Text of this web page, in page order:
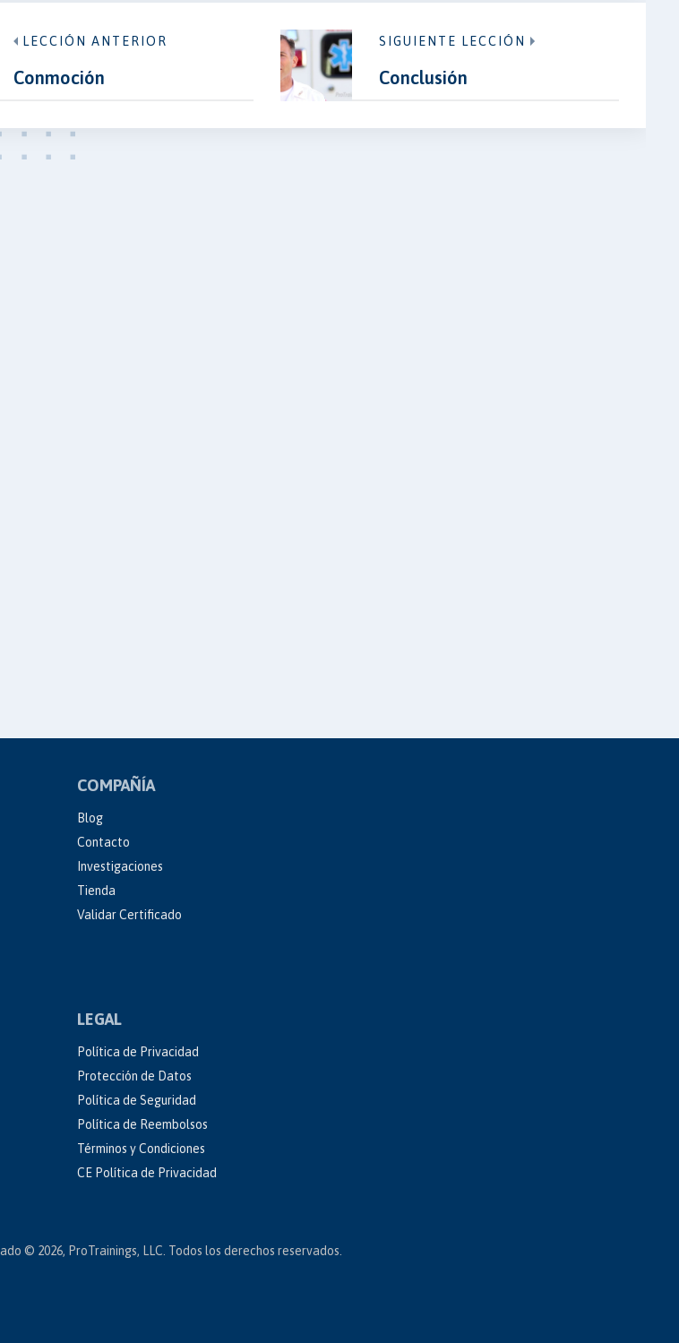
LECCIÓN ANTERIOR
Conmoción
SIGUIENTE LECCIÓN
Conclusión
COMPAÑÍA
Blog
Contacto
Investigaciones
Tienda
Validar Certificado
LEGAL
Política de Privacidad
Protección de Datos
Política de Seguridad
Política de Reembolsos
Términos y Condiciones
CE Política de Privacidad
© 2026, ProTrainings, LLC. Todos los derechos reservados.